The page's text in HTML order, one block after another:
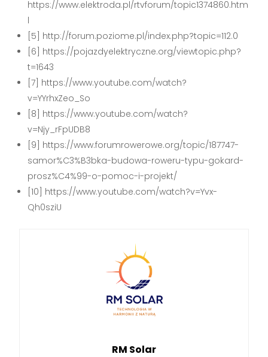
https://www.elektroda.pl/rtvforum/topic1374860.htm
l
[5] http://forum.poziome.pl/index.php?topic=112.0
[6] https://pojazdyelektryczne.org/viewtopic.php?
t=1643
[7] https://www.youtube.com/watch?
v=YYrhxZeo_So
[8] https://www.youtube.com/watch?
v=Njy_rFpUDB8
[9] https://www.forumrowerowe.org/topic/187747-
samor%C3%B3bka-budowa-roweru-typu-gokard-
prosz%C4%99-o-pomoc-i-projekt/
[10] https://www.youtube.com/watch?v=Yvx-
Qh0sziU
RM Solar